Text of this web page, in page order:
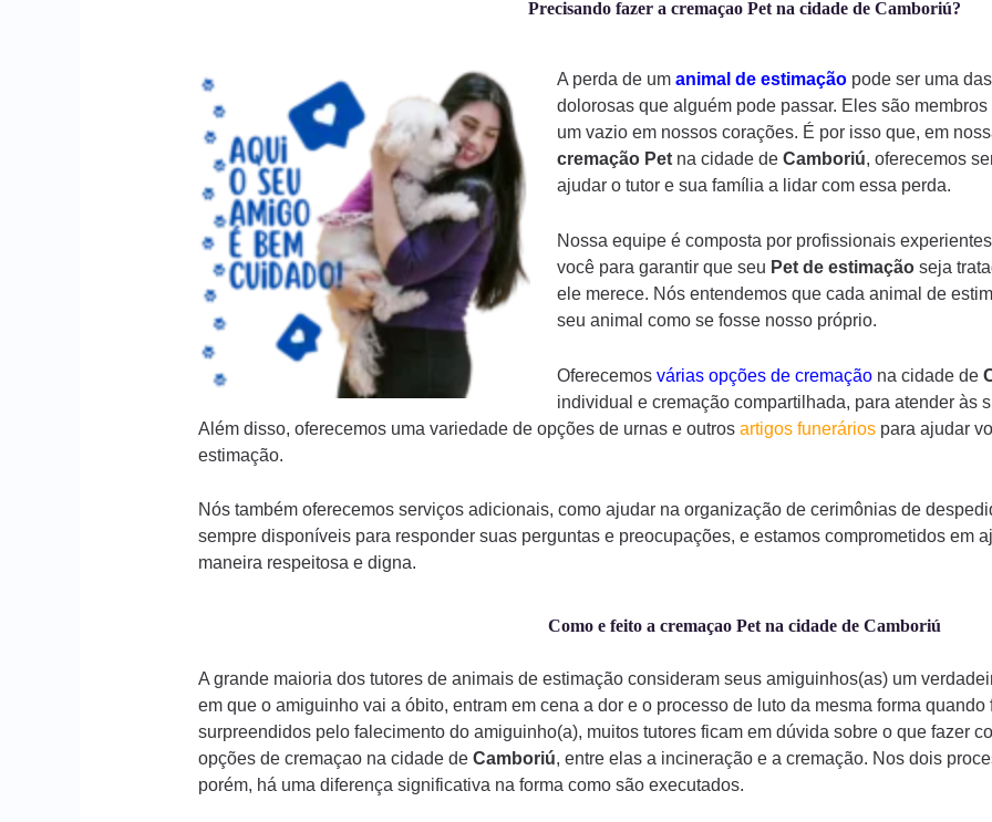
Precisando fazer a cremaçao Pet na cidade de Camboriú?
A perda de um animal de estimaçãopode ser uma
dolorosas que alguém pode passar. Eles são
um vazio em nossos corações. É por isso que, em
cremação Petna cidade de Camboriú, oferecemos
ajudar o tutor e sua família a lidar com essa perda.
Nossa equipe é composta por profissionais
você para garantir que seu Pet de estimaçãoseja
ele merece. Nós entendemos que cada animal de
seu animal como se fosse nosso próprio.
Oferecemos várias opções de cremaçãona cidade de
individual e cremação compartilhada, para atender às
Além disso, oferecemos uma variedade de opções de urnas e outros artigos funeráriospara ajudar
estimação.
Nós também oferecemos serviços adicionais, como ajudar na organização de cerimônias de
sempre disponíveis para responder suas perguntas e preocupações, e estamos comprometidos em
maneira respeitosa e digna.
Como e feito a cremaçao Pet na cidade de Camboriú
A grande maioria dos tutores de animais de estimação consideram seus amiguinhos(as) um
em que o amiguinho vai a óbito, entram em cena a dor e o processo de luto da mesma forma
surpreendidos pelo falecimento do amiguinho(a), muitos tutores ficam em dúvida sobre o que fazer
opções de cremaçao na cidade de Camboriú, entre elas a incineração e a cremação. Nos dois
porém, há uma diferença significativa na forma como são executados.